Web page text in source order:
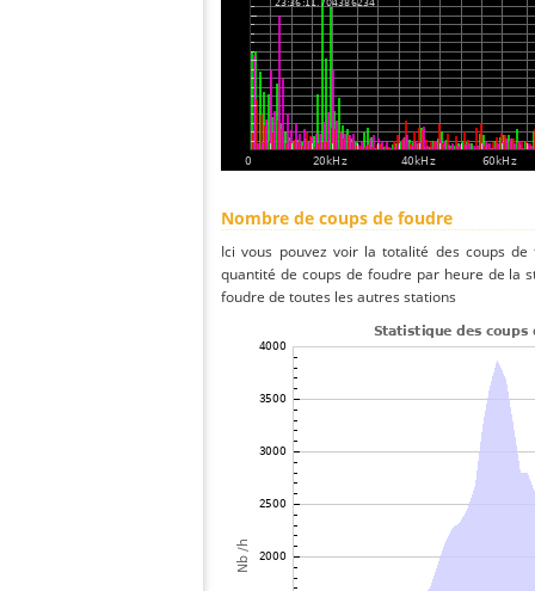
Nombre de coups de foudre
Ici vous pouvez voir la totalité des coups
quantité de coups de foudre par heure de la
foudre de toutes les autres stations